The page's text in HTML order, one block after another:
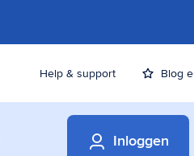
Help & support Blog
Inloggen